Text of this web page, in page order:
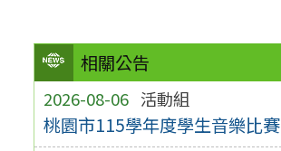
相關公告
2026-08-06 活動組
桃園市115學年度學生音樂比賽